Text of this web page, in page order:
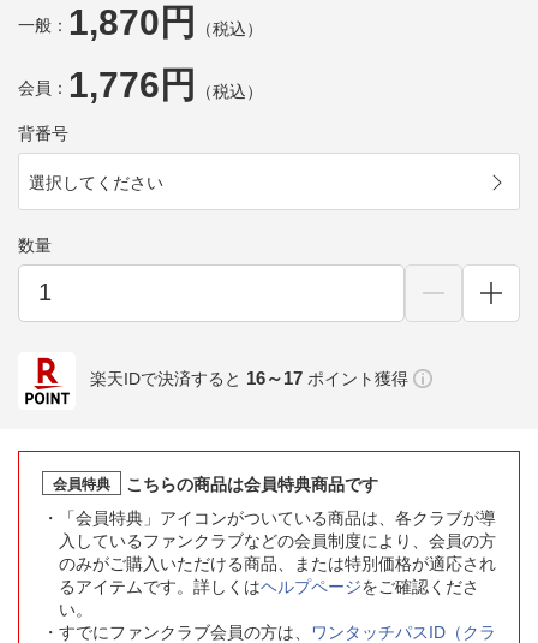
一般： 1,870円 （税込）
会員： 1,776円 （税込）
背番号
選択してください
数量
楽天IDで決済すると 16～17 ポイント獲得
会員特典
こちらの商品は会員特典商品です
「会員特典」アイコンがついている商品は、各クラブが導
入しているファンクラブなどの会員制度により、会員の方
のみがご購入いただける商品、または特別価格が適応され
るアイテムです。詳しくはヘルプページをご確認くださ
い。
すでにファンクラブ会員の方は、
ワンタッチパスID（クラ